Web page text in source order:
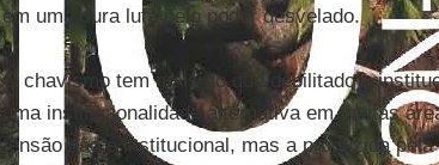
em uma dura luta pelo poder desvelado.
O chavismo tem mais do que debilitado a
uma institucionalidade alternativa em muitas
tensão não é institucional, mas a produzida